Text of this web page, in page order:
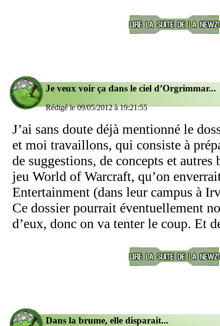
Je veux voir ça dans le ciel d’Orgrimmar...
Rédigé le 09/05/2012 à 19:21:55
J’ai sans doute déjà mentionné le
et moi travaillons, qui consiste à
de suggestions, de concepts et autres
jeu World of Warcraft, qu’on
Entertainment (dans leur campus à
Ce dossier pourrait éventuellement
d’eux, donc on va tenter le coup. Et
Dans la brume, elle disparait...